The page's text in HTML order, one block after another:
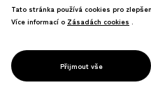
PROJECT
HAKKO SEIKATSU
Tato stránka používá cookies pro
Více informací o Zásadách cookies
Zásadách cookies .
Přijmout vše